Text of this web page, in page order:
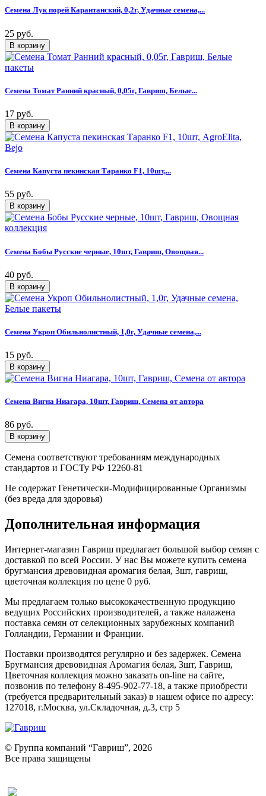
Семена Лук порей Карантанский, 0,2г, Удачные семена,...
25 руб.
Семена Томат Ранний красный, 0,05г, Гавриш, Белые...
17 руб.
Семена Капуста пекинская Таранко F1, 10шт,...
55 руб.
Семена Бобы Русские черные, 10шт, Гавриш, Овощная...
40 руб.
Семена Укроп Обильнолистный, 1,0г, Удачные семена,...
15 руб.
Семена Вигна Ниагара, 10шт, Гавриш, Семена от автора
86 руб.
Семена соответствуют требованиям международных
стандартов и ГОСТу РФ 12260-81
Не содержат Генетически-Модифицированные Организмы
(без вреда для здоровья)
Дополнительная информация
Интернет-магазин Гавриш предлагает большой выбор семян с
доставкой по всей России. У нас Вы можете купить семена
бругмансия древовидная аромагия белая, 3шт, гавриш,
цветочная коллекция по цене 0 руб.
Мы предлагаем только высококачественную продукцию
ведущих Российских производителей, а также налажена
поставка семян от селекционных зарубежных компаний
Голландии, Германии и Франции.
Поставки производятся регулярно и без задержек. Семена
Бругмансия древовидная Аромагия белая, 3шт, Гавриш,
Цветочная коллекция можно заказать on-line на сайте,
позвонив по телефону 8-495-902-77-18, а также приобрести
(требуется предварительный заказ) в нашем офисе по адресу:
127018, г.Москва, ул.Складочная, д.3, стр 5
© Группа компаний “Гавриш”, 2026
Все права защищены